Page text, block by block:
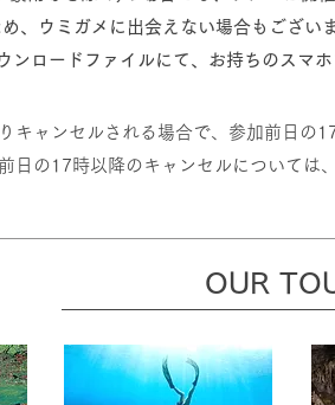
、ウミガメに出会えない場合もございま
ロードファイルにて、お持ちのスマホ
キャンセルされる場合で、参加前日の
日の17時以降のキャンセルについては
OUR